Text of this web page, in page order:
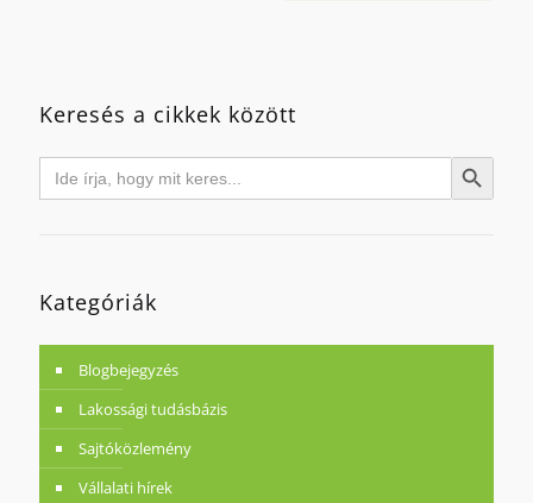
Keresés a cikkek között
Search
for: Search Button
Kategóriák
Blogbejegyzés
Lakossági tudásbázis
Sajtóközlemény
Vállalati hírek